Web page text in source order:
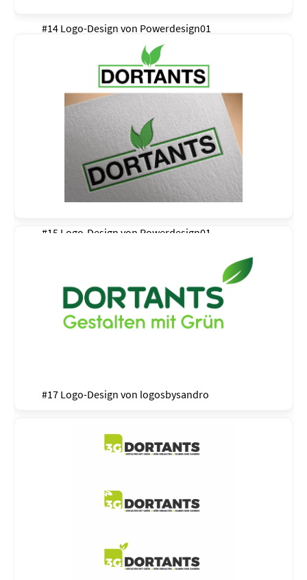
#14 Logo-Design von Powerdesign01
#15 Logo-Design von Powerdesign01
#17 Logo-Design von logosbysandro